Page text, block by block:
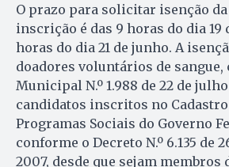
O prazo para solicitar isenção da
inscrição é das 9 horas do dia 19
horas do dia 21 de junho. A
doadores voluntários de sangue,
Municipal N.º 1.988 de 22 de
candidatos inscritos no
Programas Sociais do Governo
conforme o Decreto N.º 6.135 de
2007, desde que sejam membros